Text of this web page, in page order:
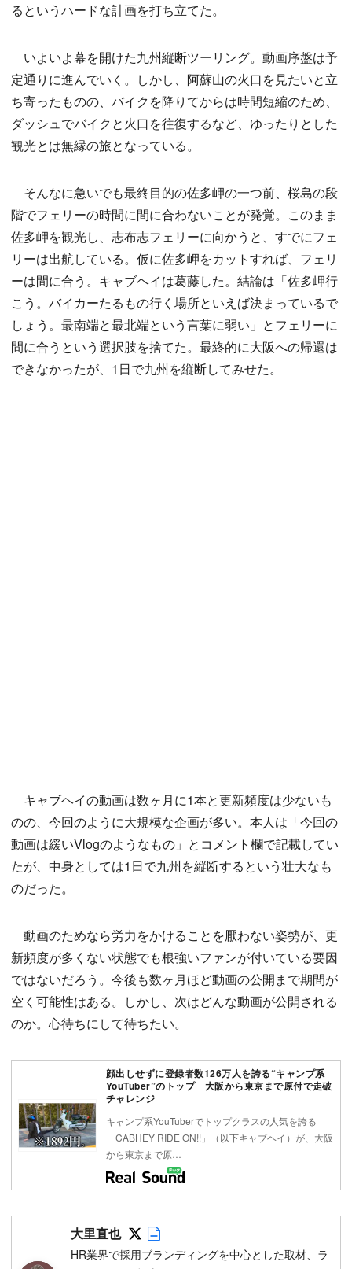
るというハードな計画を打ち立てた。
いよいよ幕を開けた九州縦断ツーリング。動画序盤は予
定通りに進んでいく。しかし、阿蘇山の火口を見たいと立
ち寄ったものの、バイクを降りてからは時間短縮のため、
ダッシュでバイクと火口を往復するなど、ゆったりとした
観光とは無縁の旅となっている。
そんなに急いでも最終目的の佐多岬の一つ前、桜島の段
階でフェリーの時間に間に合わないことが発覚。このまま
佐多岬を観光し、志布志フェリーに向かうと、すでにフェ
リーは出航している。仮に佐多岬をカットすれば、フェリ
ーは間に合う。キャブヘイは葛藤した。結論は「佐多岬行
こう。バイカーたるもの行く場所といえば決まっているで
しょう。最南端と最北端という言葉に弱い」とフェリーに
間に合うという選択肢を捨てた。最終的に大阪への帰還は
できなかったが、1日で九州を縦断してみせた。
キャブヘイの動画は数ヶ月に1本と更新頻度は少ないも
のの、今回のように大規模な企画が多い。本人は「今回の
動画は緩いVlogのようなもの」とコメント欄で記載してい
たが、中身としては1日で九州を縦断するという壮大なも
のだった。
動画のためなら労力をかけることを厭わない姿勢が、更
新頻度が多くない状態でも根強いファンが付いている要因
ではないだろう。今後も数ヶ月ほど動画の公開まで期間が
空く可能性はある。しかし、次はどんな動画が公開される
のか。心待ちにして待ちたい。
顔出しせずに登録者数126万人を誇る“キャンプ系
YouTuber”のトップ 大阪から東京まで原付で走破
チャレンジ
キャンプ系YouTuberでトップクラスの人気を誇る
「CABHEY RIDE ON!!」（以下キャブヘイ）が、大阪
から東京まで原…
大里直也 Follow on SNS
HR業界で採用ブランディングを中心とした取材、ラ